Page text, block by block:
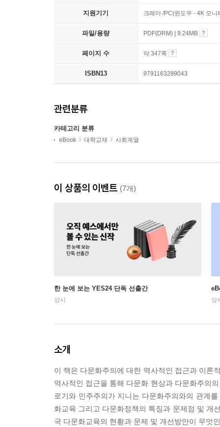
지원기기 크레마 /PC(윈도우 - 4K 모
파일/용량 PDF(DRM) | 9.24MB
페이지 수 약 347쪽
ISBN13 9791163289043
관련분류
카테고리 분류
eBook 대학교재 사회계열
이 상품의 이벤트 (7개)
한 눈에 보는 YES24 단독 선출간
상시 상
소개
이 책은 다문화주의에 대한 역사적인 접근과 이론
역사적인 접근을 통해 다문화 현상과 다문화주의
로기와 민주주의가 지니는 다문화주의와의 관계
화교육 그리고 다문화정책의 특징과 문제점 및 개
국 다문화교육의 현황과 문제 및 개선방안이 무엇